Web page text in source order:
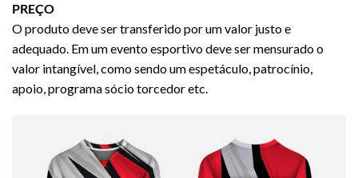
PREÇO
O produto deve ser transferido por um valor justo e
adequado. Em um evento esportivo deve ser mensurado o
valor intangível, como sendo um espetáculo, patrocínio,
apoio, programa sócio torcedor etc.